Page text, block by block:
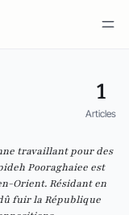
1
Articles
travaillant pour des
Pooraghaiee est
Orient. Résidant en
fuir la République